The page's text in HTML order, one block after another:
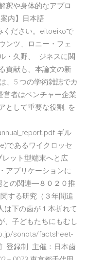
釈や身体的なアプロ
内】日本語
ください。eitoeikoで
ンツ、ロニー・フェ
・久野、 ジネスに関
貢献も、本論文の新
、5 つの学術雑誌でカ
営者はベンチャー企業
として重要な役割. を
ギル
であるワイクロッセ
ット型端末へと広
アプリケーションに
との関連―８０２０推
する研究（３年間追
下の歯が１本折れて
、子どもたちにもむし
sonota/factsheet-
登録制. 主催：日本歯